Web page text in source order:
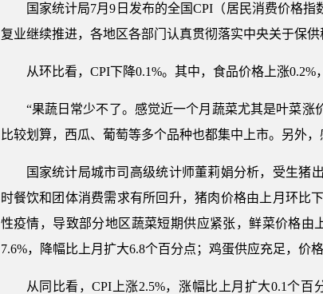
国家统计局7月9日发布的全国CPI（居民消费价格
复业继续推进，各地区各部门认真贯彻落实中央关于保
从环比看，CPI下降0.1%。其中，食品价格上涨0.2%
“果蔬日常少不了。感觉近一个月蔬菜尤其是叶菜
比较划算，西瓜、葡萄等多个品种也都集中上市。另外
国家统计局城市司高级统计师董莉娟分析，受生猪
时餐饮和团体消费需求有所回升，猪肉价格由上月环比
性疫情，导致部分地区蔬菜短期供应紧张，鲜菜价格由
7.6%，降幅比上月扩大6.8个百分点；鸡蛋供应充足，价格
从同比看，CPI上涨2.5%，涨幅比上月扩大0.1个